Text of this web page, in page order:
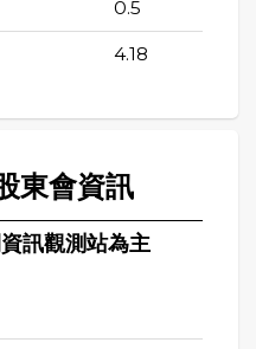
0.5
4.18
東會資訊
訊觀測站為主